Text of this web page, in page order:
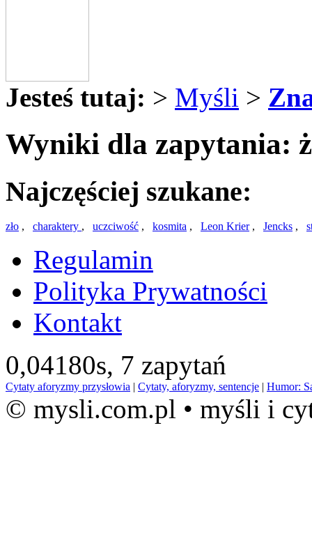
Jesteś tutaj: > Myśli >
Wyniki dla zapytania:
Najczęściej szukane:
zło , charaktery , uczciwość , kosmita , Leon Krier, Jencks ,
Regulamin
Polityka Prywatności
Kontakt
0,04180s, 7 zapytań
Cytaty aforyzmy przysłowia | Cytaty, aforyzmy, sentencje | Humor:
© mysli.com.pl • myśli i